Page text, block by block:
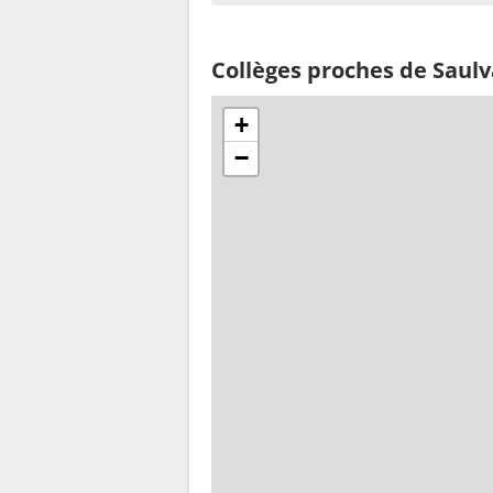
Collèges proches de
+
−